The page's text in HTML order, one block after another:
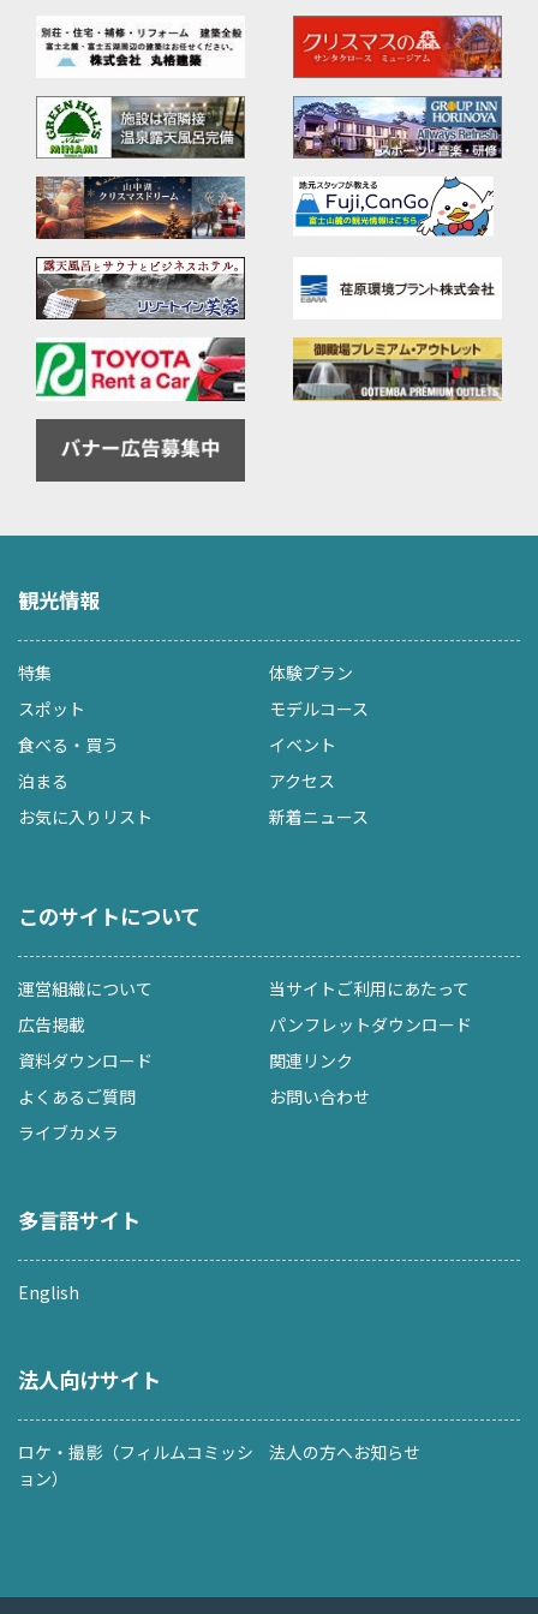
観光情報
特集
体験プラン
スポット
モデルコース
食べる・買う
イベント
泊まる
アクセス
お気に入りリスト
新着ニュース
このサイトについて
運営組織について
当サイトご利用にあたって
広告掲載
パンフレットダウンロード
資料ダウンロード
関連リンク
よくあるご質問
お問い合わせ
ライブカメラ
多言語サイト
English
法人向けサイト
ロケ・撮影（フィルムコミッシ
ョン）
法人の方へお知らせ